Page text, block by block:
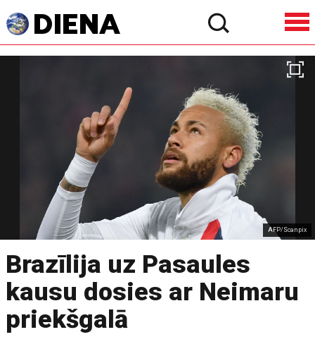
AFP/Scanpix
Brazīlija uz Pasaules
kausu dosies ar Neimaru
priekšgalā